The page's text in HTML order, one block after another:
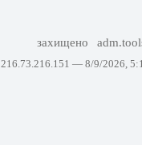
захищено
216.73.216.151 — 8/9/2026,